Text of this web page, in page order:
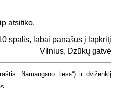
atsitiko.
spalis, labai panašus į lapkritį
Vilnius, Dzūkų gatvė
„Namangano tiesa“) ir dviženklį